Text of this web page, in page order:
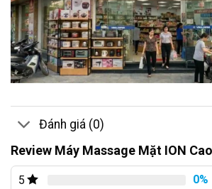
Đánh giá (0)
Review Máy Massage Mặt ION
5 0%